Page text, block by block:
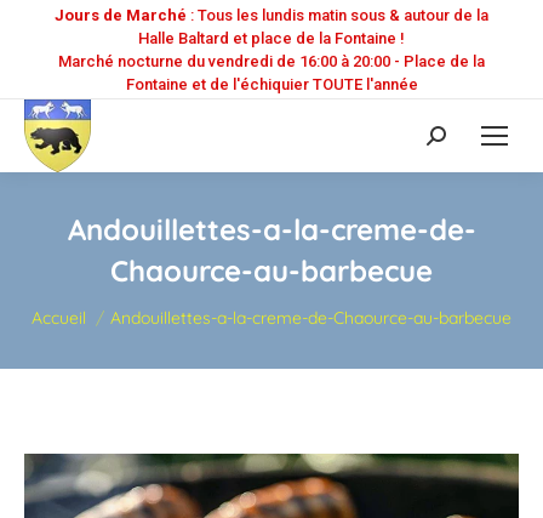
Jours de Marché : Tous les lundis matin sous & autour de la
Halle Baltard et place de la Fontaine !
Marché nocturne du vendredi de 16:00 à 20:00 - Place de la
Fontaine et de l'échiquier TOUTE l'année
Recherche
:
Andouillettes-a-la-creme-de-
Chaource-au-barbecue
Vous êtes ici :
Accueil Andouillettes-a-la-creme-de-Chaource-au-barbecue